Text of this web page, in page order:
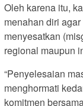
Oleh karena itu,
menahan diri
menyesatkan
regional maupun
“Penyelesaian
menghormati
komitmen